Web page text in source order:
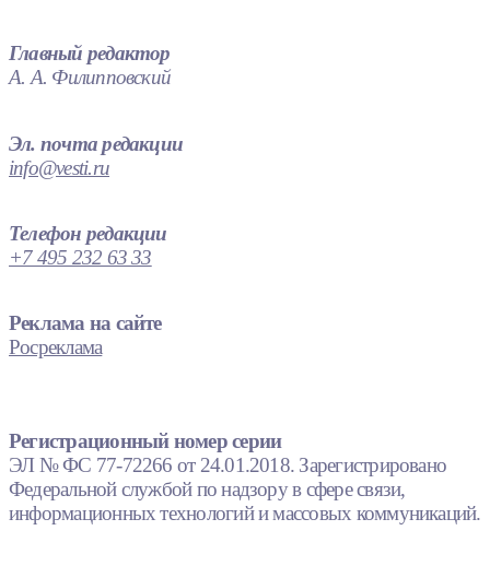
Главный редактор
А. А. Филипповский
Эл. почта редакции
info@vesti.ru
Телефон редакции
+7 495 232 63 33
Реклама на сайте
Росреклама
Регистрационный номер серии
ЭЛ № ФС 77-72266 от 24.01.2018. Зарегистрировано
Федеральной службой по надзору в сфере связи,
информационных технологий и массовых коммуникаций.